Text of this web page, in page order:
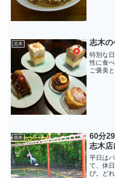
志木 志木の
特別な
性に食
ご褒美
志木
60分
志木店
平日は
て、休
び。ど